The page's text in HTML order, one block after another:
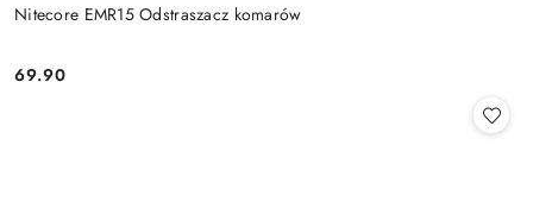
Nitecore EMR15 Odstraszacz komarów
Cena:
69.90